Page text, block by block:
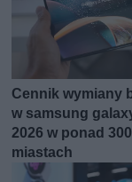
Cennik wymiany
w samsung
2026 w ponad 300
miastach